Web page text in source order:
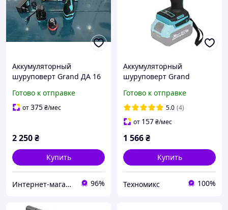
Аккумуляторный
шуруповерт Grand ДА 16
Готово к отправке
от375₴/мес
2 250₴
Купить
Интернет-магазин "Mr.Tools" 96%
Аккумуляторный
шуруповерт Grand
(Бесщеточный, тушка)
Готово к отправке
5.0 (4)
от 157₴/мес
1 566₴
Купить
Техномикс 100%